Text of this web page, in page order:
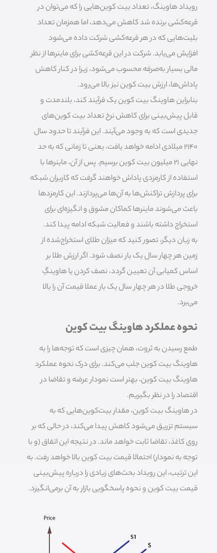
رویداد هاوینگ، تعداد بیت کوین‌هایی را که می‌توان در
قرعه‌کشی برنده شد کاهش می‌دهد، اما همزمان تعداد
بلیت‌هایی که در هر قرعه‌کشی شرکت داده می‌شود
افزایش می‌یابد. شرکت در این قرعه‌کشی برای ماینر‌ها از نظر
مالی بسیار به‌صرفه محسوب می‌شود، زیرا در کنار کاهش
پاداش‌ها، ارزش بیت کوین نیز بالا می‌رود.
بنابراین هاوینگ بیت کوین یک فرآیند کند، بلندمدت و
قابل پیش‌بینی برای کاهش نرخ تعداد بیت کوین‌های
جدیدی است که به وجود می‌آیند. این فرآیند تا حدود سال
2140 میلادی ادامه خواهد یافت، یعنی تا زمانی که به حد
نهایی 21 میلیون بیت کوین برسیم. پس از آن، ماینرها با
استفاده از کارمزدی پاداش خواهند گرفت که کاربران شبکه
برای پردازش تراکنش‌ها به آن‌ها می‌پردازند. این کارمزدها
باعث می‌شوند ماینرها کماکان مشوق و انگیزه‌ای برای
استخراج داشته باشند و فعالیت شبکه ادامه پیدا کند.
به زبان دیگر، تصور کنید که میزان طلای استخراج‌شده از
زمین هر چهار سال یک بار نصف شود. اگر ارزش طلا بر
اساس کمیابی آن تعیین گردد، نصف کردن یا هاوینگِ
خروجی طلا در هر چهار سال یک بار عملا قیمت آن را بالا
می‌برد.
نحوه عملکرد هاوینگ بیت کوین
طمع رسیدن به ثروت، همان چیزی است که توجه‌ها را به
هاوینگ بیت کوین جلب می‌کند. برای درک نحوه عملکرد
هاوینگ بیت کوین، بهتر است نمودار عرضه و تقاضا در
اقتصاد را در نظر بگیریم.
در هاوینگ بیت کوین، مقدار بیت‌کوین‌هایی که به
سیستم تزریق می‌شود کاهش پیدا می‌کند، در حالی که بر
روی کاغذ، تقاضا ثابت خواهد ماند. در نتیجه این اتفاق (و با
توجه به نمودار) احتمالا قیمت بیت کوین بالا خواهد رفت. به
این ترتیب، این رویداد بحث‌های زیادی را درباره پیش‌بینی
قیمت بیت کوین و نحوه پاسخگویی بازار به آن برمی‌انگیزد.